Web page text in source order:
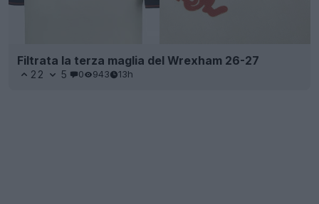
Filtrata la terza maglia del Wrexham 26-27
22 5 0 943 13h